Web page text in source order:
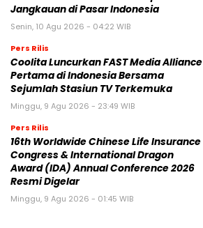
Jangkauan di Pasar Indonesia
Senin, 10 Agu 2026 - 04:22 WIB
Pers Rilis
Coolita Luncurkan FAST Media Alliance
Pertama di Indonesia Bersama
Sejumlah Stasiun TV Terkemuka
Minggu, 9 Agu 2026 - 23:49 WIB
Pers Rilis
16th Worldwide Chinese Life Insurance
Congress & International Dragon
Award (IDA) Annual Conference 2026
Resmi Digelar
Minggu, 9 Agu 2026 - 01:45 WIB